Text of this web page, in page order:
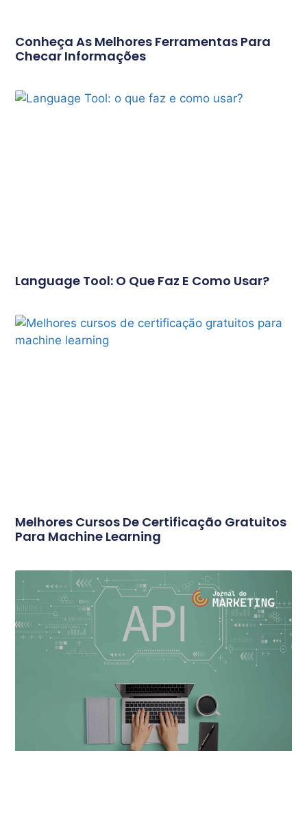
Conheça As Melhores Ferramentas Para
Checar Informações
Language Tool: O Que Faz E Como Usar?
Melhores Cursos De Certificação Gratuitos
Para Machine Learning